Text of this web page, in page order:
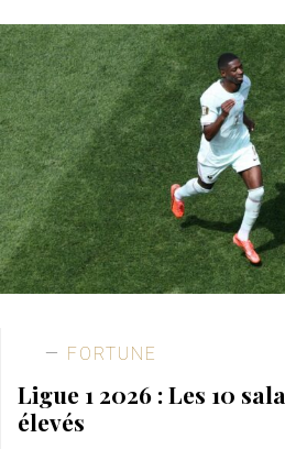
FORTUNE
Ligue 1 2026 : Les 10
élevés